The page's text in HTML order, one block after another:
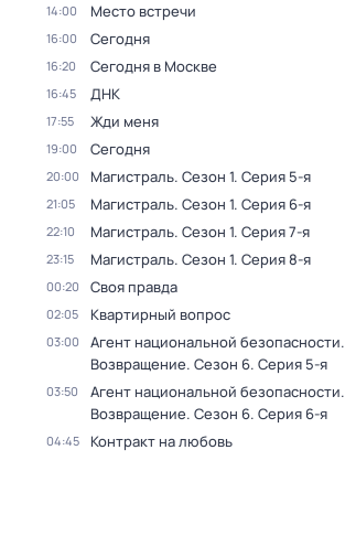
14:00 Место встречи
16:00 Сегодня
16:20 Сегодня в Москве
16:45 ДНК
17:55 Жди меня
19:00 Сегодня
20:00 Магистраль. Сезон 1. Серия 5-я
21:05 Магистраль. Сезон 1. Серия 6-я
22:10 Магистраль. Сезон 1. Серия 7-я
23:15 Магистраль. Сезон 1. Серия 8-я
00:20 Своя правда
02:05 Квартирный вопрос
03:00
Агент национальной безопасности.
Возвращение. Сезон 6. Серия 5-я
03:50
Агент национальной безопасности.
Возвращение. Сезон 6. Серия 6-я
04:45 Контракт на любовь